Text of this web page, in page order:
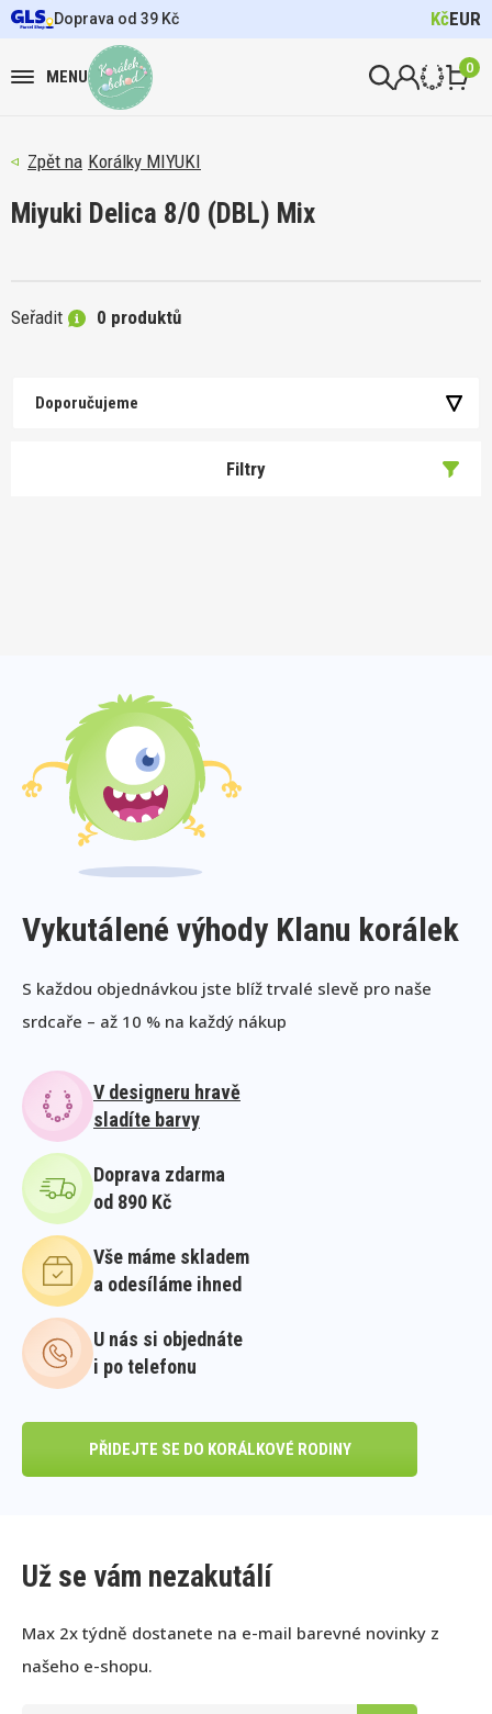
Doprava od 39 Kč KčEUR
MENU 0
Korálky MIYUKI
Miyuki Delica 8/0 (DBL) Mix
Seřadit 0 produktů
Doporučujeme
Filtry
Vykutálené výhody Klanu korálek
S každou objednávkou jste blíž trvalé slevě pro naše
srdcaře – až 10 % na každý nákup
V designeru hravě
sladíte barvy
Doprava zdarma
od 890 Kč
Vše máme skladem
a odesíláme ihned
U nás si objednáte
i po telefonu
PŘIDEJTE SE DO KORÁLKOVÉ RODINY
Už se vám nezakutálí
Max 2x týdně dostanete na e-mail barevné novinky z
našeho e-shopu.